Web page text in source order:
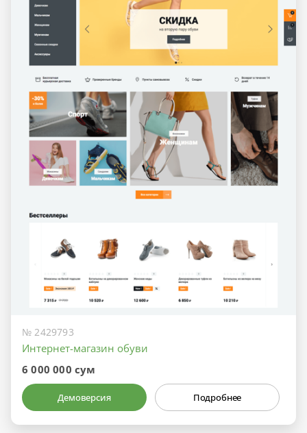
№ 2429793
Интернет-магазин обуви
6 000 000 сум
Демоверсия Подробнее